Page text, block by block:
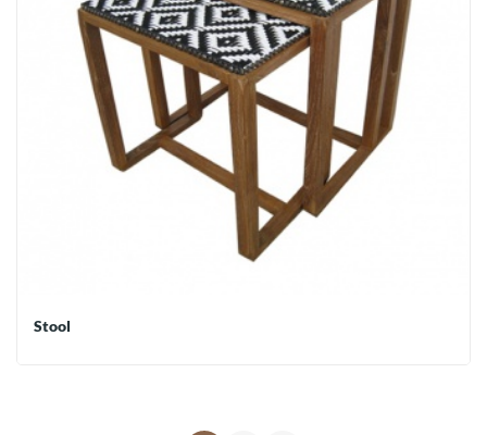
Stool